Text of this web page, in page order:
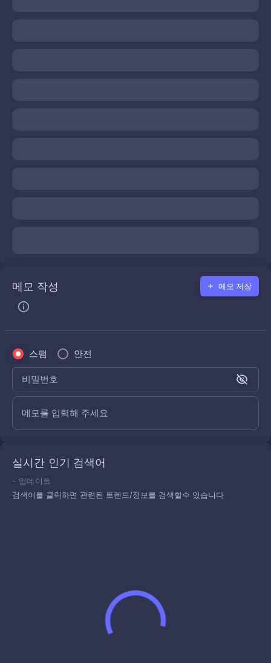
메모 작성 메모 저장
스팸 안전
비밀번호
메모를 입력해 주세요
실시간 인기 검색어
- 업데이트
검색어를 클릭하면 관련된 트렌드/정보를 검색할수 있습니다